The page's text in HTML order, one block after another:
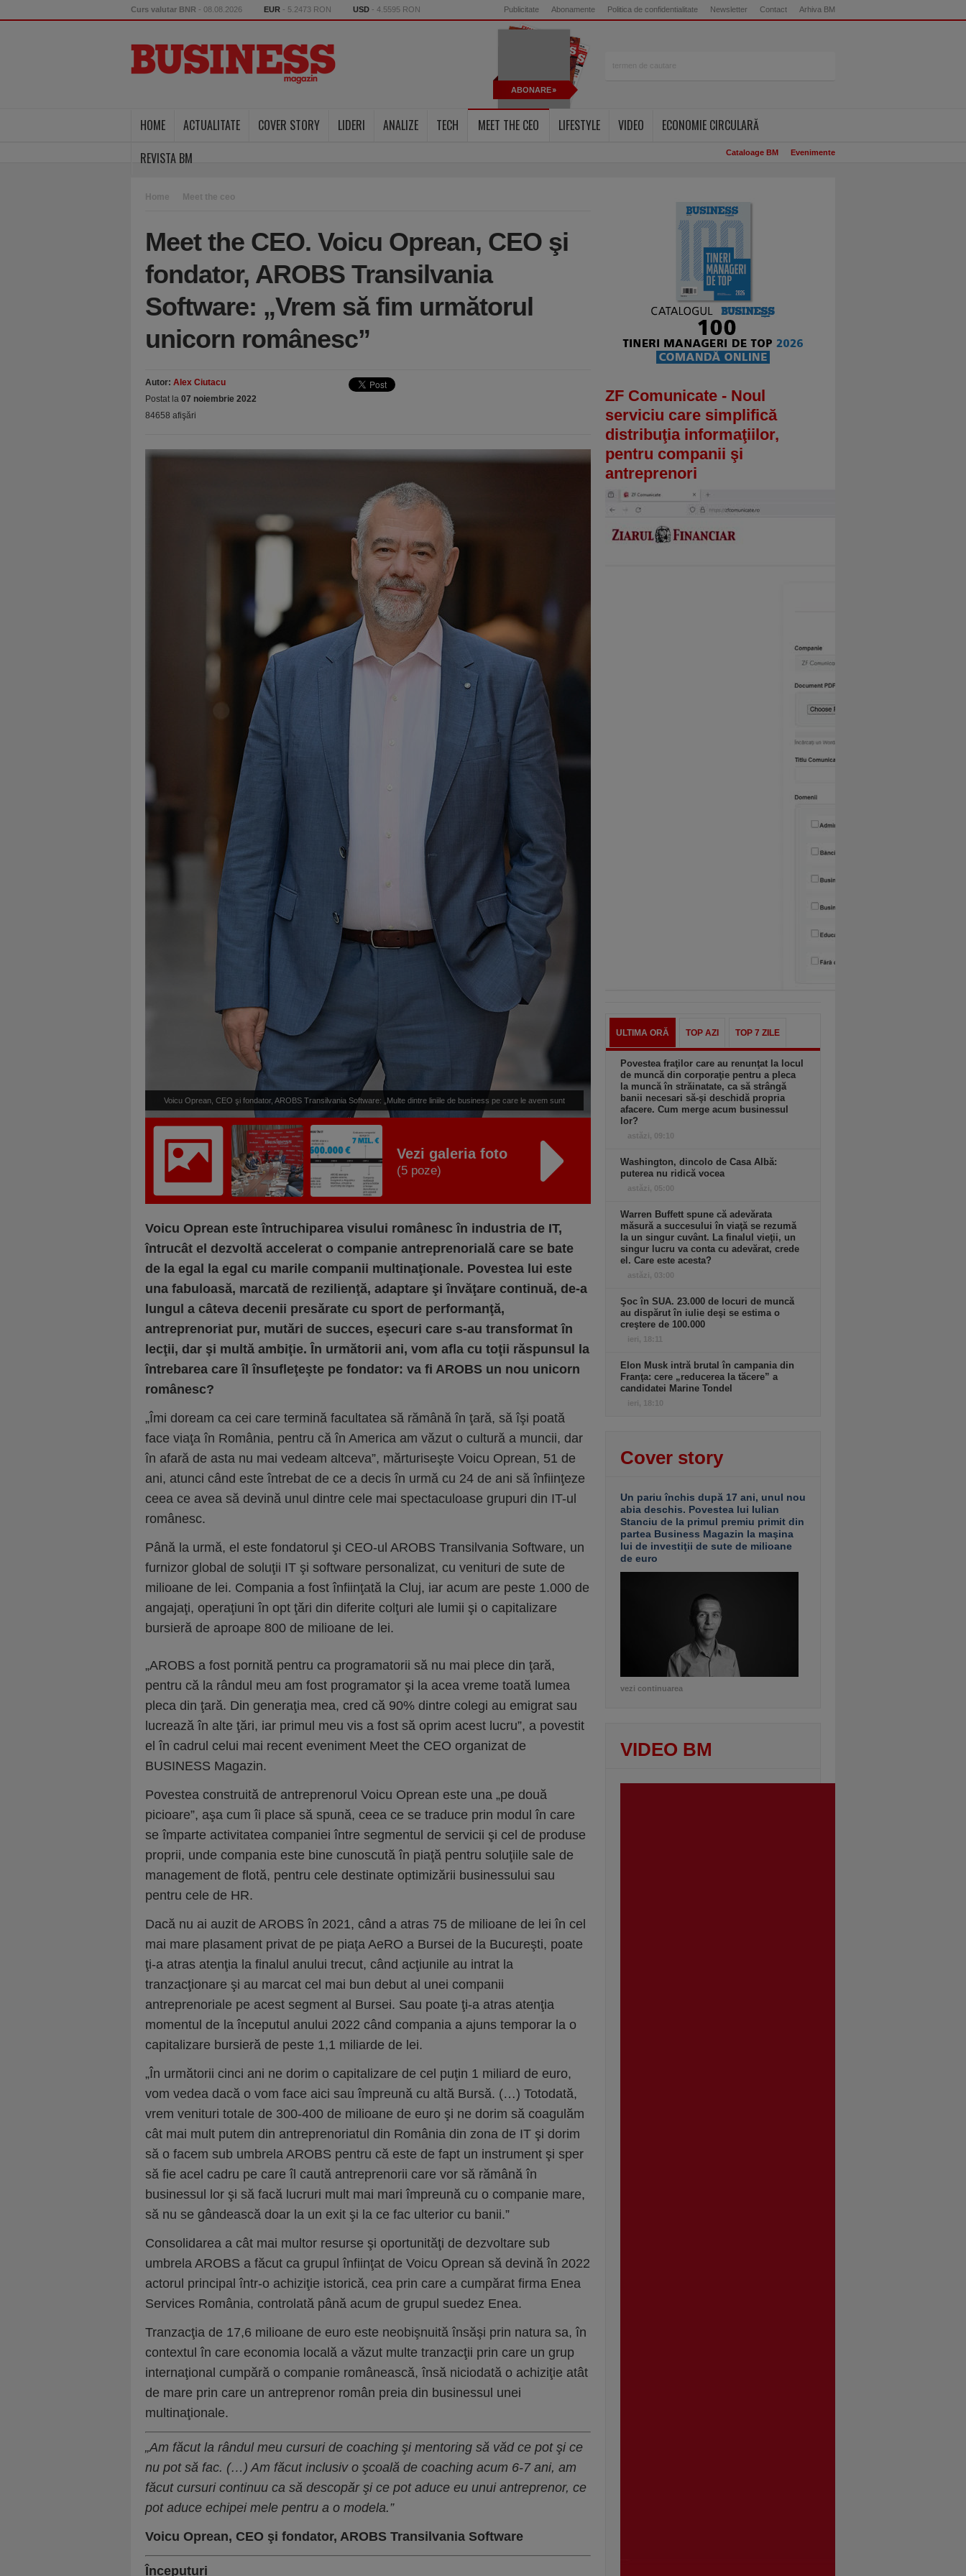
Curs valutar BNR - 08.08.2026 EUR - 5.2473 RON USD - 4.5595 RON Publicitate Abonamente Politica de confidentialitate Newsletter Contact Arhiva BM
ABONARE
HOME ACTUALITATE COVER STORY LIDERI ANALIZE TECH MEET THE CEO LIFESTYLE VIDEO
ECONOMIE CIRCULARĂ
REVISTA BM
Cataloage BM Evenimente
Home Meet the ceo
Meet the CEO. Voicu Oprean, CEO şi
fondator, AROBS Transilvania
Software: „Vrem să fim următorul
unicorn românesc”​
Autor: Alex Ciutacu
Postat la 07 noiembrie 2022
84658 afişări
Voicu Oprean, CEO şi fondator, AROBS Transilvania Software: „Multe dintre liniile de business pe care le avem sunt
gestionate antreprenorial de acei manageri care tratează businessul ca pe al lor şi tot acest cumul face parte din AROBS,
din ce am dezvoltat noi. (…) Acest gen de cultură antreprenorială l-am dus la nivelul fiecărei linii de business, pe fiecare
manager şi fiecare linie de produs.”Vezi galeria foto
(5 poze)
Voicu Oprean este întruchiparea visului românesc în industria de IT,
întrucât el dezvoltă accelerat o companie antreprenorială care se bate
de la egal la egal cu marile companii multinaţionale. Povestea lui este
una fabuloasă, marcată de rezilienţă, adaptare şi învăţare continuă, de-a
lungul a câteva decenii presărate cu sport de performanţă,
antreprenoriat pur, mutări de succes, eşecuri care s-au transformat în
lecţii, dar şi multă ambiţie. În următorii ani, vom afla cu toţii răspunsul la
întrebarea care îl însufleţeşte pe fondator: va fi AROBS un nou unicorn
românesc?
„Îmi doream ca cei care termină facultatea să rămână în ţară, să îşi poată
face viaţa în România, pentru că în America am văzut o cultură a muncii, dar
în afară de asta nu mai vedeam altceva”, mărturiseşte Voicu Oprean, 51 de
ani, atunci când este întrebat de ce a decis în urmă cu 24 de ani să înfiinţeze
ceea ce avea să devină unul dintre cele mai spectaculoase grupuri din IT-ul
românesc.
Până la urmă, el este fondatorul şi CEO-ul AROBS Transilvania Software, un
furnizor global de soluţii IT şi software personalizat, cu venituri de sute de
milioane de lei. Compania a fost înfiinţată la Cluj, iar acum are peste 1.000 de
angajaţi, operaţiuni în opt ţări din diferite colţuri ale lumii şi o capitalizare
bursieră de aproape 800 de milioane de lei.
„AROBS a fost pornită pentru ca programatorii să nu mai plece din ţară,
pentru că la rândul meu am fost programator şi la acea vreme toată lumea
pleca din ţară. Din generaţia mea, cred că 90% dintre colegi au emigrat sau
lucrează în alte ţări, iar primul meu vis a fost să oprim acest lucru”, a povestit
el în cadrul celui mai recent eveniment Meet the CEO organizat de
BUSINESS Magazin.
Povestea construită de antreprenorul Voicu Oprean este una „pe două
picioare”, aşa cum îi place să spună, ceea ce se traduce prin modul în care
se împarte activitatea companiei între segmentul de servicii şi cel de produse
proprii, unde compania este bine cunoscută în piaţă pentru soluţiile sale de
management de flotă, pentru cele destinate optimizării businessului sau
pentru cele de HR.
Dacă nu ai auzit de AROBS în 2021, când a atras 75 de milioane de lei în cel
mai mare plasament privat de pe piaţa AeRO a Bursei de la Bucureşti, poate
ţi-a atras atenţia la finalul anului trecut, când acţiunile au intrat la
tranzacţionare şi au marcat cel mai bun debut al unei companii
antreprenoriale pe acest segment al Bursei. Sau poate ţi-a atras atenţia
momentul de la începutul anului 2022 când compania a ajuns temporar la o
capitalizare bursieră de peste 1,1 miliarde de lei.
„În următorii cinci ani ne dorim o capitalizare de cel puţin 1 miliard de euro,
vom vedea dacă o vom face aici sau împreună cu altă Bursă. (…) Totodată,
vrem venituri totale de 300-400 de milioane de euro şi ne dorim să coagulăm
cât mai mult putem din antreprenoriatul din România din zona de IT şi dorim
să o facem sub umbrela AROBS pentru că este de fapt un instrument şi sper
să fie acel cadru pe care îl caută antreprenorii care vor să rămână în
businessul lor şi să facă lucruri mult mai mari împreună cu o companie mare,
să nu se gândească doar la un exit şi la ce fac ulterior cu banii.”
Consolidarea a cât mai multor resurse şi oportunităţi de dezvoltare sub
umbrela AROBS a făcut ca grupul înfiinţat de Voicu Oprean să devină în 2022
actorul principal într-o achiziţie istorică, cea prin care a cumpărat firma Enea
Services România, controlată până acum de grupul suedez Enea.
Tranzacţia de 17,6 milioane de euro este neobişnuită însăşi prin natura sa, în
contextul în care economia locală a văzut multe tranzacţii prin care un grup
internaţional cumpără o companie românească, însă niciodată o achiziţie atât
de mare prin care un antreprenor român preia din businessul unei
multinaţionale.
„Am făcut la rândul meu cursuri de coaching şi mentoring să văd ce pot şi ce
nu pot să fac. (…) Am făcut inclusiv o şcoală de coaching acum 6-7 ani, am
făcut cursuri continuu ca să descopăr şi ce pot aduce eu unui antreprenor, ce
pot aduce echipei mele pentru a o modela.”
Voicu Oprean, CEO şi fondator, AROBS Transilvania Software
Începuturi
ZF Comunicate - Noul
serviciu care simplifică
distribuţia informaţiilor,
pentru companii şi
antreprenori
ULTIMA ORĂ TOP AZI TOP 7 ZILE
Povestea fraţilor care au renunţat la locul
de muncă din corporaţie pentru a pleca
la muncă în străinatate, ca să strângă
banii necesari să-şi deschidă propria
afacere. Cum merge acum businessul
lor?
astăzi, 09:10
Washington, dincolo de Casa Albă:
puterea nu ridică vocea
astăzi, 05:00
Warren Buffett spune că adevărata
măsură a succesului în viaţă se rezumă
la un singur cuvânt. La finalul vieţii, un
singur lucru va conta cu adevărat, crede
el. Care este acesta?
astăzi, 03:00
Şoc în SUA. 23.000 de locuri de muncă
au dispărut în iulie deşi se estima o
creştere de 100.000
ieri, 18:11
Elon Musk intră brutal în campania din
Franţa: cere „reducerea la tăcere” a
candidatei Marine Tondel
ieri, 18:10
Cover story
Un pariu închis după 17 ani, unul nou
abia deschis. Povestea lui Iulian
Stanciu de la primul premiu primit din
partea Business Magazin la maşina
lui de investiţii de sute de milioane
de euro
vezi continuarea
VIDEO BM